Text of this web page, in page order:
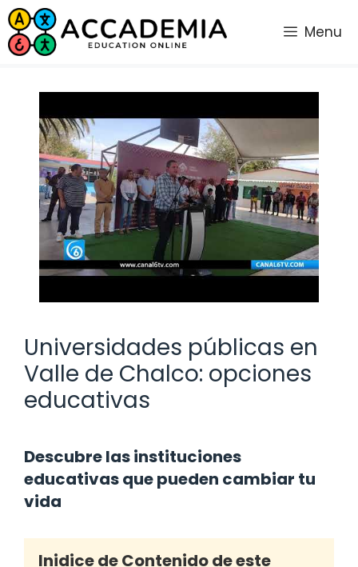
Saltar
al
contenido
Menu
Universidades públicas en
Valle de Chalco: opciones
educativas
Descubre las instituciones
educativas que pueden cambiar tu
vida
Inidice de Contenido de este